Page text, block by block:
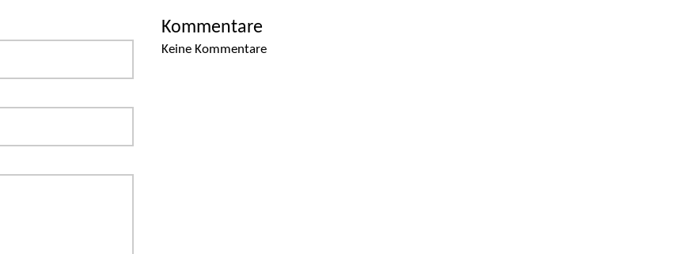
Kommentare
Keine Kommentare